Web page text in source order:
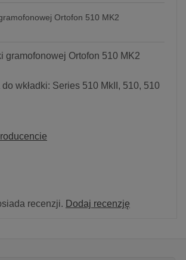
Ortofon 510 MK2
gramofonowej Ortofon 510 MK2
do wkładki: Series 510 MkII, 510, 510
recenzji. Dodaj recenzję